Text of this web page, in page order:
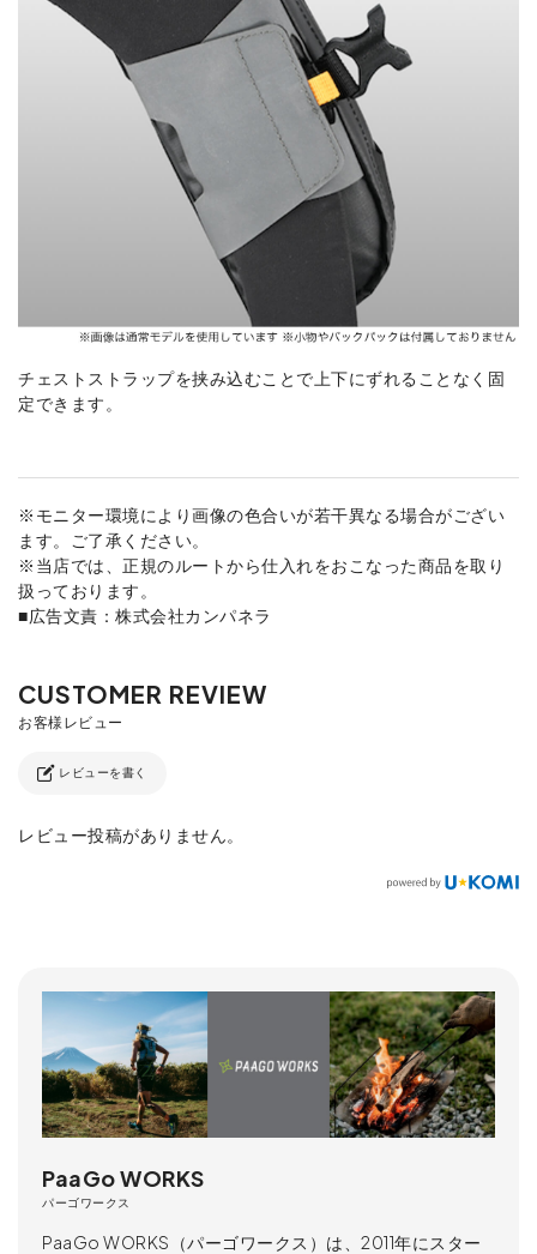
チェストストラップを挟み込むことで上下にずれることなく固
定できます。
※モニター環境により画像の色合いが若干異なる場合がござい
ます。ご了承ください。
※当店では、正規のルートから仕入れをおこなった商品を取り
扱っております。
■広告文責：株式会社カンパネラ
レビューを書く
レビュー投稿がありません。
PaaGo WORKS
パーゴワークス
PaaGo WORKS（パーゴワークス）は、2011年にスター